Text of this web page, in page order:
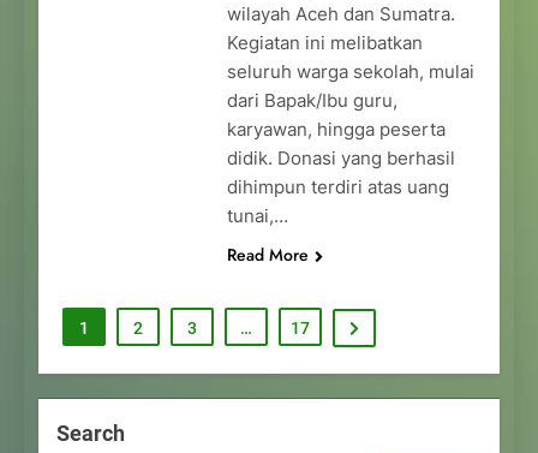
wilayah Aceh dan Sumatra.
Kegiatan ini melibatkan
seluruh warga sekolah, mulai
dari Bapak/Ibu guru,
karyawan, hingga peserta
didik. Donasi yang berhasil
dihimpun terdiri atas uang
tunai,…
Read More
1 2 3 … 17
Search